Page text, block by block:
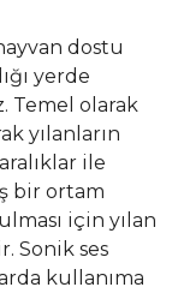
dostu
yerde
Temel olarak
yılanların
ile
bir ortam
için yılan
Sonik ses
kullanıma